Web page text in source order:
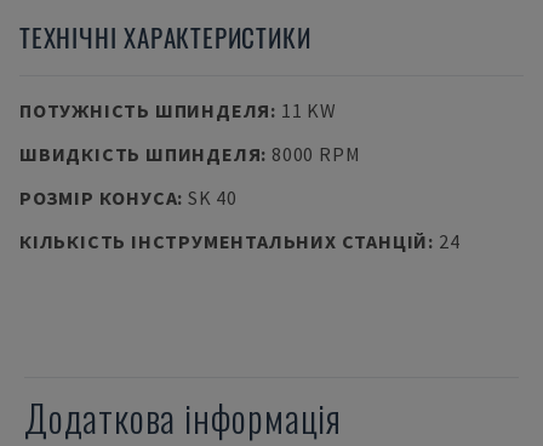
ТЕХНІЧНІ ХАРАКТЕРИСТИКИ
ПОТУЖНІСТЬ ШПИНДЕЛЯ: 11 KW
ШВИДКІСТЬ ШПИНДЕЛЯ: 8000 RPM
РОЗМІР КОНУСА: SK 40
КІЛЬКІСТЬ ІНСТРУМЕНТАЛЬНИХ СТАНЦІЙ: 24
Додаткова інформація